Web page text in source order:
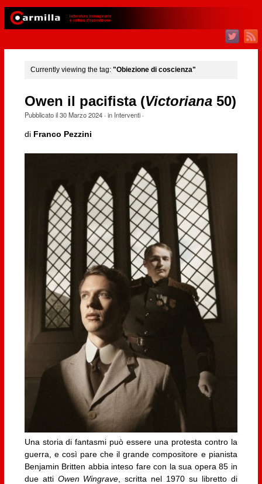
Currently viewing the tag: "Obiezione di coscienza"
Owen il pacifista (Victoriana50)
Pubblicato il30 Marzo 2024· in Interventi·
di Franco Pezzini
Una storia di fantasmi può essere una protesta contro la
guerra, e così pare che il grande compositore e pianista
Benjamin Britten abbia inteso fare con la sua opera 85 in
due atti Owen Wingrave , scritta nel 1970 su libretto di